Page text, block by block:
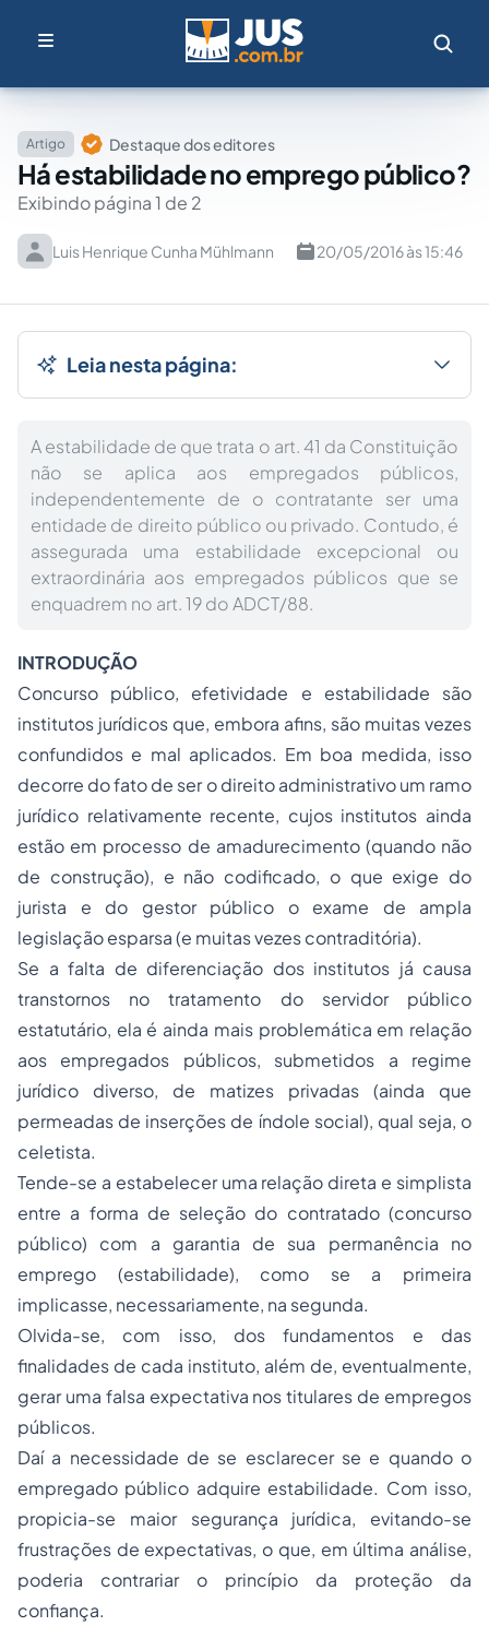
Artigo Destaque dos editores
Há estabilidade no emprego público?
Exibindo página 1 de 2
Luis Henrique Cunha Mühlmann 20/05/2016 às 15:46
Leia nesta página:
A estabilidade de que trata o art. 41 da Constituição
não se aplica aos empregados públicos,
independentemente de o contratante ser uma
entidade de direito público ou privado. Contudo, é
assegurada uma estabilidade excepcional ou
extraordinária aos empregados públicos que se
enquadrem no art. 19 do ADCT/88.
INTRODUÇÃO
Concurso público, efetividade e estabilidade são
institutos jurídicos que, embora afins, são muitas vezes
confundidos e mal aplicados. Em boa medida, isso
decorre do fato de ser odireito administrativoum ramo
jurídico relativamente recente, cujos institutos ainda
estão em processo de amadurecimento (quando não
de construção), e não codificado, o que exige do
jurista e do gestor público o exame de ampla
legislação esparsa (e muitas vezes contraditória).
Se a falta de diferenciação dos institutos já causa
transtornos no tratamento do servidor público
estatutário, ela é ainda mais problemática em relação
aos empregados públicos, submetidos a regime
jurídico diverso, de matizes privadas (ainda que
permeadas de inserções de índole social), qual seja, o
celetista.
Tende-se a estabelecer uma relação direta e simplista
entre a forma de seleção do contratado (concurso
público) com a garantia de sua permanência no
emprego (estabilidade), como se a primeira
implicasse, necessariamente, na segunda.
Olvida-se, com isso, dos fundamentos e das
finalidades de cada instituto, além de, eventualmente,
gerar uma falsa expectativa nos titulares de empregos
públicos.
Daí a necessidade de se esclarecer se e quando o
empregado público adquire estabilidade. Com isso,
propicia-se maior segurança jurídica, evitando-se
frustrações de expectativas, o que, em última análise,
poderia contrariar o princípio da proteção da
confiança.